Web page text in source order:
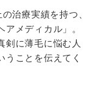
治療実績を持つ、
メディカル」。
剣に薄毛に悩む人
うことを伝えてく